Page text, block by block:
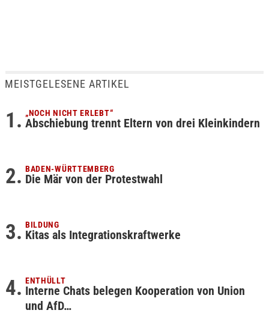
MEISTGELESENE ARTIKEL
„NOCH NICHT ERLEBT“
Abschiebung trennt Eltern von drei Kleinkindern
BADEN-WÜRTTEMBERG
Die Mär von der Protestwahl
BILDUNG
Kitas als Integrationskraftwerke
ENTHÜLLT
Interne Chats belegen Kooperation von Union
und AfD…